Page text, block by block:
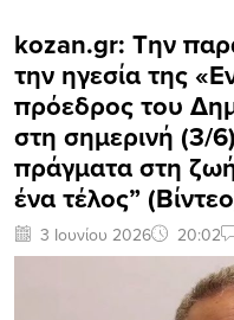
kozan.gr: Την
την ηγεσία της
πρόεδρος του
στη σημερινή (3/
πράγματα στη
ένα τέλος”
3 Ιουνίου 2026 20:02